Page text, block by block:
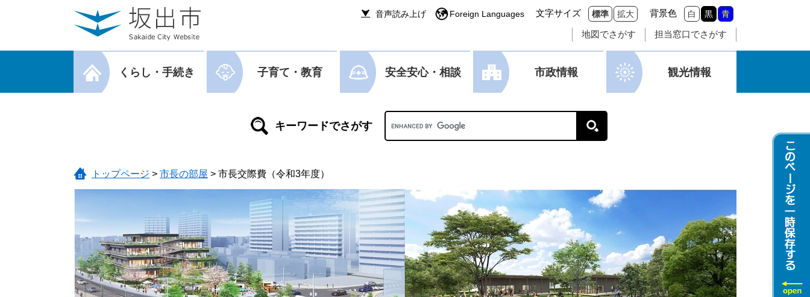
音声読み上げ Foreign Languages 文字サイズ 標準 拡大 背景色 白 黒 青
地図でさがす 担当窓口でさがす
メニューを閉じる
くらし・手続き 子育て・教育 安全安心・相談 市政情報 観光情報
Googleカスタム検索
トップページ > 市長の部屋 > 市長交際費（令和3年度）